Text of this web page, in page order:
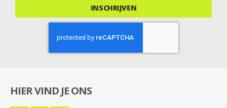
INSCHRIJVEN
HIER VIND JE ONS